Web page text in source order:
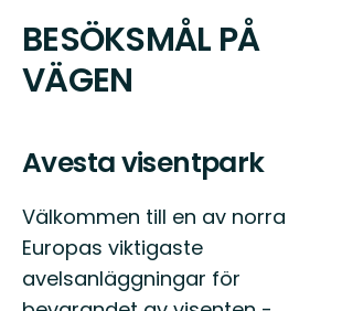
BESÖKSMÅL PÅ
VÄGEN
Avesta visentpark
Välkommen till en av norra
Europas viktigaste
avelsanläggningar för